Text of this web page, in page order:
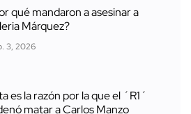
qué mandaron a asesinar a
Márquez?
3, 2026
es la razón por la que el ´R1´
matar a Carlos Manzo